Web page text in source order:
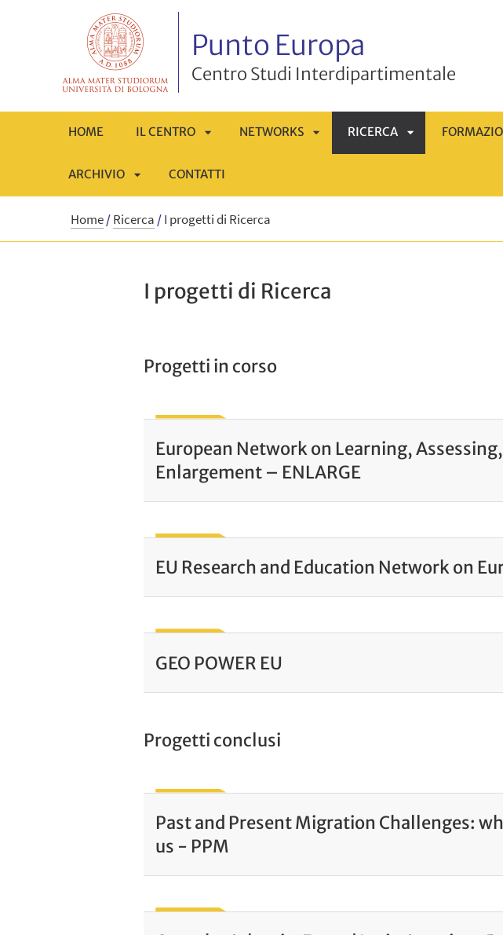
Punto Europa
Centro Studi Interdipartimentale
HOME IL CENTRO
APRI
SOTTOMENÙ
NETWORKS RICERCA
ARCHIVIO
APRI
CONTATTI
Home/Ricerca /I progetti di Ricerca
I progetti di Ricerca
Progetti in corso
European Network on Learning,
Enlargement – ENLARGE
EU Research and Education Network on
GEO POWER EU
Progetti conclusi
Past and Present Migration Challenges:
us - PPM